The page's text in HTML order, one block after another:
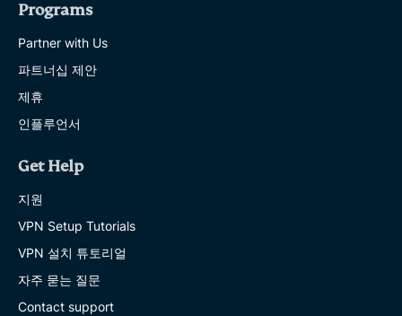
Programs
Partner with Us
파트너십 제안
제휴
인플루언서
Get Help
지원
VPN Setup Tutorials
VPN 설치 튜토리얼
자주 묻는 질문
Contact support